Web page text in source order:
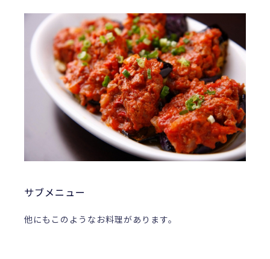
サブメニュー
他にもこのようなお料理があります。